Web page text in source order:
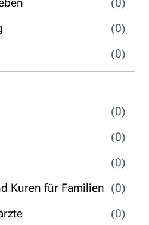
(0)
(0)
(0)
(0)
(0)
Kuren für Familien (0)
(0)